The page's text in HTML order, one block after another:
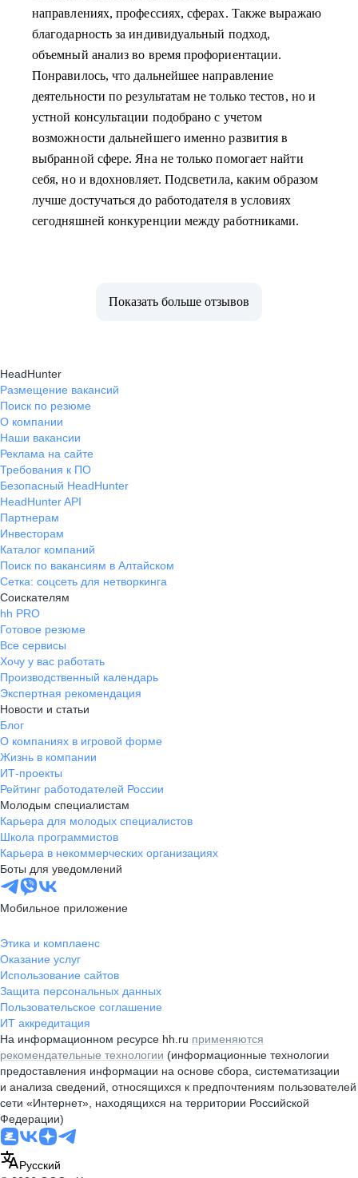
направлениях, профессиях, сферах. Также выражаю
благодарность за индивидуальный подход,
объемный анализ во время профориентации.
Понравилось, что дальнейшее направление
деятельности по результатам не только тестов, но и
устной консультации подобрано с учетом
возможности дальнейшего именно развития в
выбранной сфере. Яна не только помогает найти
себя, но и вдохновляет. Подсветила, каким образом
лучше достучаться до работодателя в условиях
сегодняшней конкуренции между работниками.
Показать больше отзывов
HeadHunter
Размещение вакансий
Поиск по резюме
О компании
Наши вакансии
Реклама на сайте
Требования к ПО
Безопасный HeadHunter
HeadHunter API
Партнерам
Инвесторам
Каталог компаний
Поиск по вакансиям в Алтайском
Сетка: соцсеть для нетворкинга
Соискателям
hh PRO
Готовое резюме
Все сервисы
Хочу у вас работать
Производственный календарь
Экспертная рекомендация
Новости и статьи
Блог
О компаниях в игровой форме
Жизнь в компании
ИТ-проекты
Рейтинг работодателей России
Молодым специалистам
Карьера для молодых специалистов
Школа программистов
Карьера в некоммерческих организациях
Боты для уведомлений
Мобильное приложение
Этика и комплаенс
Оказание услуг
Использование сайтов
Защита персональных данных
Пользовательское соглашение
ИТ аккредитация
На информационном ресурсе hh.ru применяются
рекомендательные технологии (информационные технологии
предоставления информации на основе сбора, систематизации
и анализа сведений, относящихся к предпочтениям пользователей
сети «Интернет», находящихся на территории Российской
Федерации)
Русский